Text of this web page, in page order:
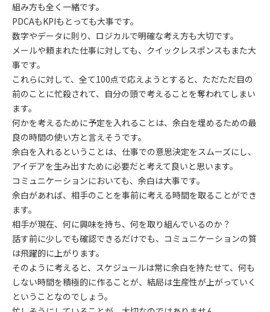
組み方も全く一緒です。
PDCAもKPIもとっても大事です。
数字やデータに則り、ロジカルで明確な考え方も大切です。
メールや頼まれた仕事に対しても、クイックレスポンスもまた大
事です。
これらに対して、全て100点で応えようとすると、ただただ目の
前のことに忙殺されて、自分の頭で考えることを奪われてしまい
ます。
何かを考えるために予定を入れることは、余白を埋めるための最
良の時間の使い方と言えそうです。
余白を入れるということは、仕事での意思決定をスムーズにし、
アイデアを生み出すために必要だと考えて良いと思います。
コミュニケーションにおいても、余白は大事です。
余白があれば、相手のことを事前に考える時間を取ることができ
ます。
相手が現在、何に興味を持ち、何を取り組んでいるのか？
話す前に少しでも確認できるだけでも、コミュニケーションの質
は飛躍的に上がります。
そのように考えると、スケジュールは常に余白を持たせて、何も
しない時間を積極的に作ることが、結局は生産性が上がっていく
ということなのでしょう。